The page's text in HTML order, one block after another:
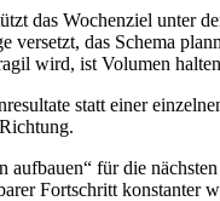
das Wochenziel
das Schema
wird, ist Volumen
statt einer
für die
Fortschritt